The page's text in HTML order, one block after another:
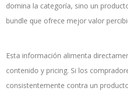
domina la categoría, sino un
bundle que ofrece mejor valor
Esta información alimenta
contenido y pricing. Si los
consistentemente contra un